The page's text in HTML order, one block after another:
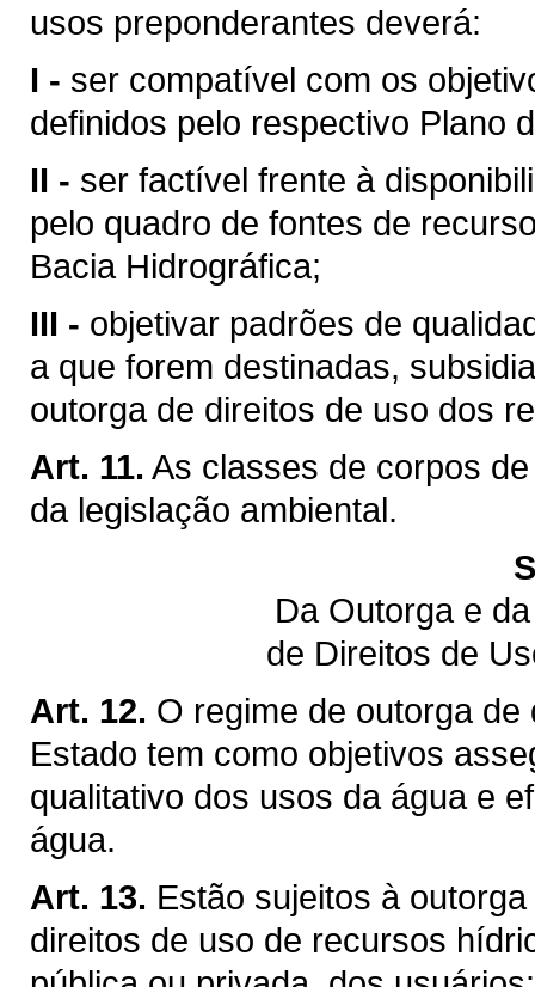
usos preponderantes deverá:
I - ser compatível com os
definidos pelo respectivo Plano
II - ser factível frente à
pelo quadro de fontes de
Bacia Hidrográfica;
III - objetivar padrões de
a que forem destinadas,
outorga de direitos de uso dos
Art. 11. As classes de corpos
da legislação ambiental.
Da Outorga e
de Direitos de
Art. 12. O regime de outorga
Estado tem como objetivos
qualitativo dos usos da água e
água.
Art. 13. Estão sujeitos à
direitos de uso de recursos